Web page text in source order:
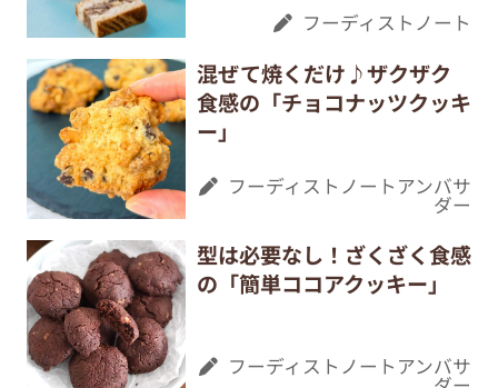
フーディストノート
混ぜて焼くだけ♪ザクザク
食感の「チョコナッツクッキ
ー」
フーディストノートアンバサ
ダー
型は必要なし！ざくざく食感
の「簡単ココアクッキー」
フーディストノートアンバサ